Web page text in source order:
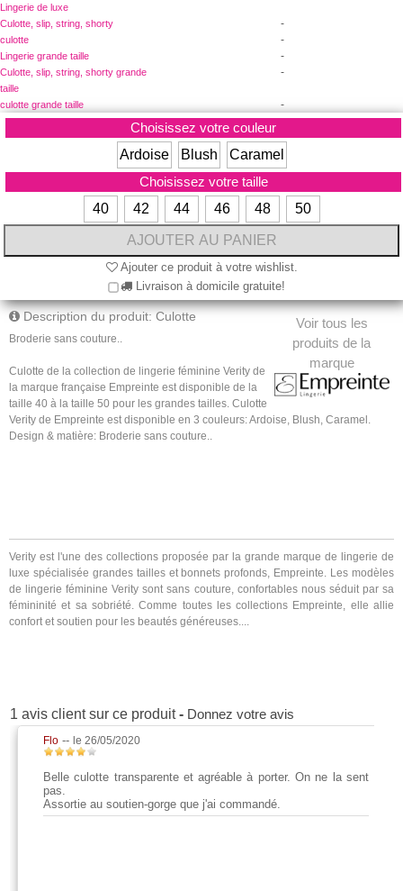
Lingerie de luxe
-
Culotte, slip, string, shorty
-
culotte
-
Lingerie grande taille
-
Culotte, slip, string, shorty grande
taille
-
culotte grande taille
Choisissez votre couleur
Ardoise
Blush
Caramel
Choisissez votre taille
40
42 44 46 48 50
Ajouter ce produit à votre wishlist.
Livraison à domicile gratuite!
Voir tous les
produits de la
marque
Description du produit: Culotte
Broderie sans couture..
Culotte de la collection de lingerie féminine Verity de
la marque française Empreinte est disponible de la
taille 40 à la taille 50 pour les grandes tailles. Culotte
Verity de Empreinte est disponible en 3 couleurs: Ardoise, Blush, Caramel.
Design & matière: Broderie sans couture..
Verity est l'une des collections proposée par la grande marque de lingerie de
luxe spécialisée grandes tailles et bonnets profonds, Empreinte. Les modèles
de lingerie féminine Verity sont sans couture, confortables nous séduit par sa
fémininité et sa sobriété. Comme toutes les collections Empreinte, elle allie
confort et soutien pour les beautés généreuses....
1 avis client sur ce produit- Donnez votre avis